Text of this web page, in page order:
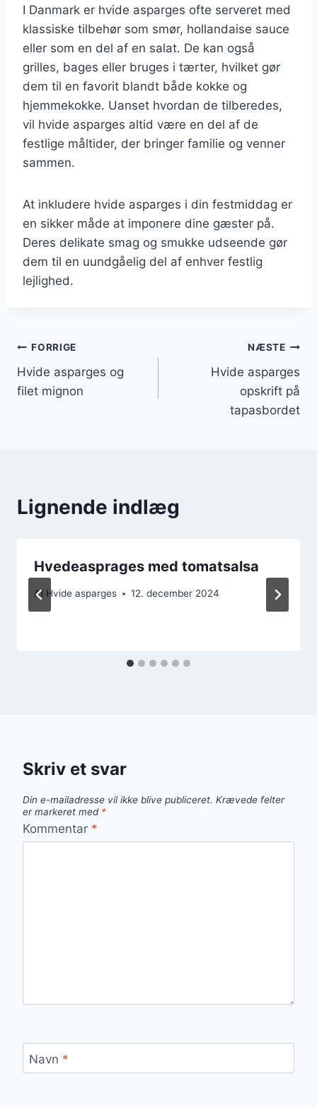
I Danmark er hvide asparges ofte serveret med
klassiske tilbehør som smør, hollandaise sauce
eller som en del af en salat. De kan også
grilles, bages eller bruges i tærter, hvilket gør
dem til en favorit blandt både kokke og
hjemmekokke. Uanset hvordan de tilberedes,
vil hvide asparges altid være en del af de
festlige måltider, der bringer familie og venner
sammen.
At inkludere hvide asparges i din festmiddag er
en sikker måde at imponere dine gæster på.
Deres delikate smag og smukke udseende gør
dem til en uundgåelig del af enhver festlig
lejlighed.
Indlægsnavigation
FORRIGE
Hvide asparges og
filet mignon
NÆSTE
Hvide asparges
opskrift på
tapasbordet
Lignende indlæg
Hvedeasprages med tomatsalsa
Af Hvide asparges 12. december 2024
Skriv et svar
Din e-mailadresse vil ikke blive publiceret. Krævede felter
er markeret med *
Kommentar *
Navn *